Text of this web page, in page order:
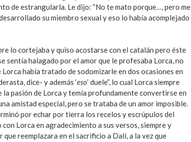
de estrangularla. Le dijo: “No te mato porque…, pero me
su miembro sexual y eso lo había acomplejado
lo cortejaba y quiso acostarse con el catalán pero éste
sentía halagado por el amor que le profesaba Lorca, no
había tratado de sodomizarle en dos ocasiones en
dice- y además ‘eso’ duele”, lo cual Lorca siempre
pasión de Lorca y temía profundamente convertirse en
amistad especial, pero se trataba de un amor imposible.
por echar por tierra los recelos y escrúpulos del
Lorca en agradecimiento a sus versos, siempre y
reemplazara en el sacrificio a Dalí, a la vez que